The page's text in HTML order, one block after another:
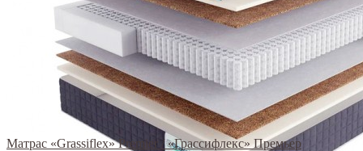
Матрас «Grassiflex» Premier / «Грассифлекс» Премьер